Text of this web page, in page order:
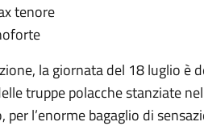
tenore
la giornata del 18 luglio è
truppe polacche stanziate
per l’enorme bagaglio di